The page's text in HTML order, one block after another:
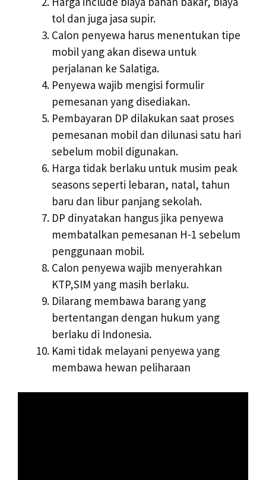
tol dan juga jasa supir.
Calon penyewa harus menentukan tipe
mobil yang akan disewa untuk
perjalanan ke Salatiga.
Penyewa wajib mengisi formulir
pemesanan yang disediakan.
Pembayaran DP dilakukan saat proses
pemesanan mobil dan dilunasi satu hari
sebelum mobil digunakan.
Harga tidak berlaku untuk musim peak
seasons seperti lebaran, natal, tahun
baru dan libur panjang sekolah.
DP dinyatakan hangus jika penyewa
membatalkan pemesanan H-1 sebelum
penggunaan mobil.
Calon penyewa wajib menyerahkan
KTP,SIM yang masih berlaku.
Dilarang membawa barang yang
bertentangan dengan hukum yang
berlaku di Indonesia.
Kami tidak melayani penyewa yang
membawa hewan peliharaan